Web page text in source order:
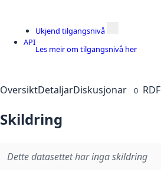
API
Ukjend tilgangsnivå
Les meir om tilgangsnivå her
OversiktDetaljarDiskusjonar 0 RDF
Skildring
Dette datasettet har inga skildring